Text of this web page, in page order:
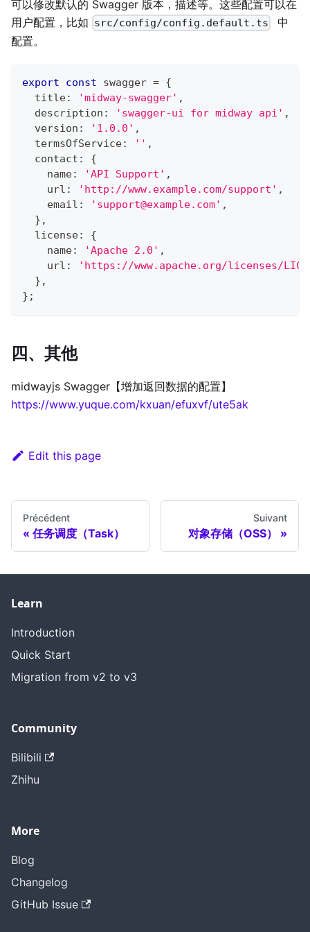
可以修改默认的 Swagger 版本，描述等。这些配置可以在
用户配置，比如 src/config/config.default.ts
中
配置。
export const swagger = {
  title
: 'midway-swagger' ,
  description
: 'swagger-ui for midway api' ,
  version
: '1.0.0' ,
  termsOfService
: '' ,
  contact
:
{
    name
: 'API Support' ,
    url
: 'http://www.example.com/support' ,
    email
: ' support@example.com' ,
} ,
  license
:
{
    name
: 'Apache 2.0' ,
    url
:
'https://www.apache.org/licenses/
} ,
} ;
四、其他
midwayjs Swagger【增加返回数据的配置】
https://www.yuque.com/kxuan/efuxvf/ute5ak
Edit this page
Précédent
任务调度（Task）
Suivant
对象存储（OSS）
Learn
Introduction
Quick Start
Migration from v2 to v3
Community
Bilibili
Zhihu
More
Blog
Changelog
GitHub Issue